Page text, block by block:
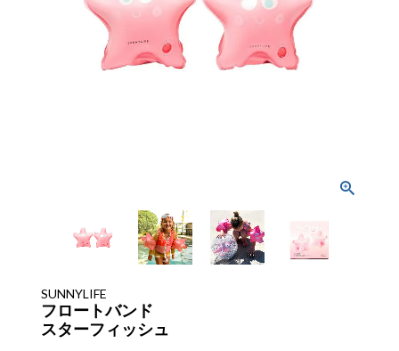
SUNNYLIFE
フロートバンド
スターフィッシュ